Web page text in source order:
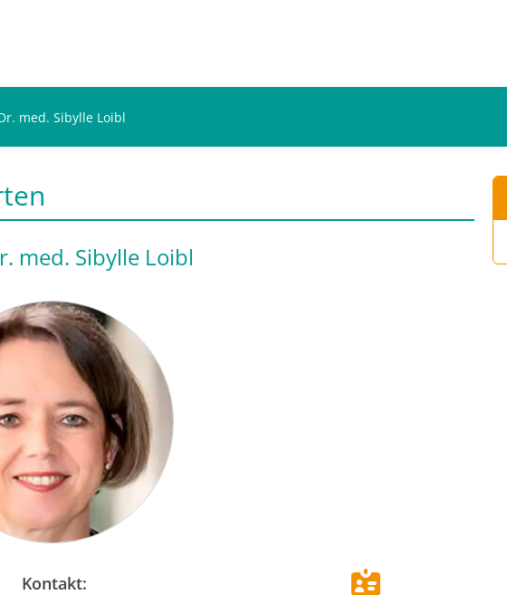
med. Sibylle Loibl
med. Sibylle Loibl
Kontakt: